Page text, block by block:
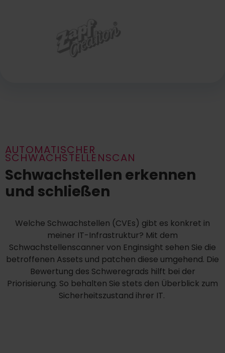
AUTOMATISCHER
SCHWACHSTELLENSCAN
Schwachstellen erkennen
und schließen
Welche Schwachstellen (CVEs) gibt es konkret in
meiner IT-Infrastruktur? Mit dem
Schwachstellenscanner von Enginsight sehen Sie die
betroffenen Assets und patchen diese umgehend. Die
Bewertung des Schweregrads hilft bei der
Priorisierung. So behalten Sie stets den Überblick zum
Sicherheitszustand ihrer IT.